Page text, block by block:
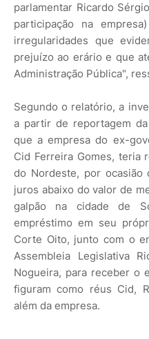
parlamentar Ricardo
participação na
irregularidades que
prejuízo ao erário e que
Administração Pública",
Segundo o relatório, a
a partir de reportagem
que a empresa do ex-
Cid Ferreira Gomes, teria
do Nordeste, por ocasião
juros abaixo do valor de
galpão na cidade de
empréstimo em seu
Corte Oito, junto com o
Assembleia Legislativa
Nogueira, para receber o
figuram como réus Cid,
além da empresa.